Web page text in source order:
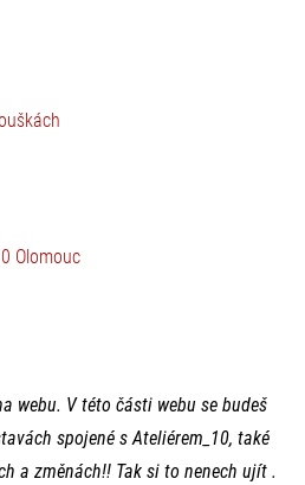
Olomouc
webu. V této části webu se budeš
spojené s Ateliérem_10, také
a změnách!! Tak si to nenech ujít .